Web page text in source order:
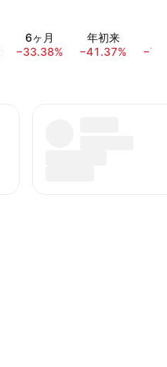
6ヶ月
−33.38%
年初来
−41.37%